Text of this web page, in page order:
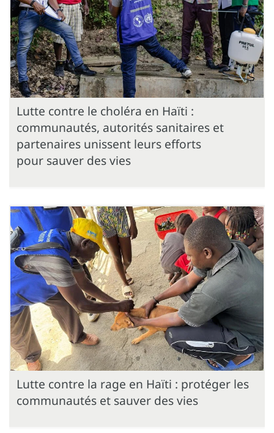
Lutte contre le choléra en Haïti :
communautés, autorités sanitaires et
partenaires unissent leurs efforts
pour sauver des vies
Lutte contre la rage en Haïti : protéger les
communautés et sauver des vies